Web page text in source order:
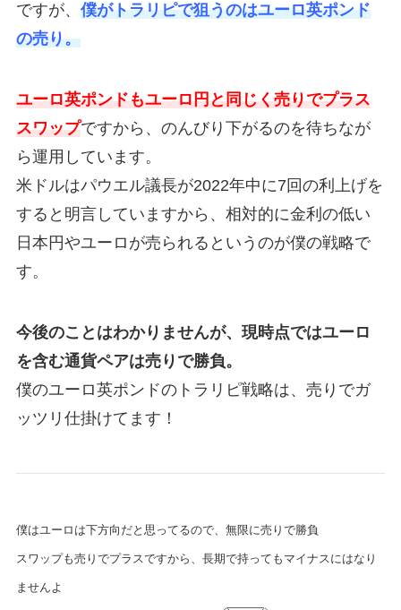
ですが、 僕がトラリピで狙うのはユーロ英ポンド
の売り。
ユーロ英ポンドもユーロ円と同じく売りでプラス
スワップですから、のんびり下がるのを待ちなが
ら運用しています。
米ドルはパウエル議長が2022年中に7回の利上げを
すると明言していますから、相対的に金利の低い
日本円やユーロが売られるというのが僕の戦略で
す。
今後のことはわかりませんが、現時点ではユーロ
を含む通貨ペアは売りで勝負。
僕のユーロ英ポンドのトラリピ戦略は、売りでガ
ッツリ仕掛けてます！
僕はユーロは下方向だと思ってるので、無限に売りで勝負
スワップも売りでプラスですから、長期で持ってもマイナスにはなり
ませんよ